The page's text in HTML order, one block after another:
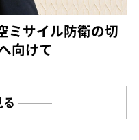
ミサイル防衛の切
向けて